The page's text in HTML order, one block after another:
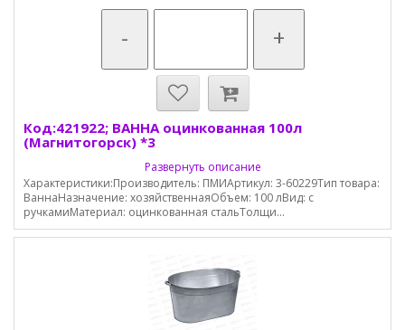
- +
Код:421922; ВАННА оцинкованная 100л
(Магнитогорск) *3
Развернуть описание
Характеристики:Производитель: ПМИАртикул: 3-60229Тип товара:
ВаннаНазначение: хозяйственнаяОбъем: 100 лВид: с
ручкамиМатериал: оцинкованная стальТолщи...